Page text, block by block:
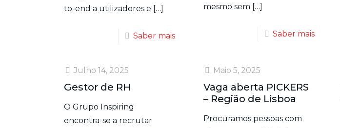
to-end a utilizadores e […]
Saber mais
mesmo sem […]
Saber mais
Julho 14, 2025
Gestor de RH
O Grupo Inspiring
encontra-se a recrutar
Maio 5, 2025
Vaga aberta PICKERS
– Região de Lisboa
Procuramos pessoas com